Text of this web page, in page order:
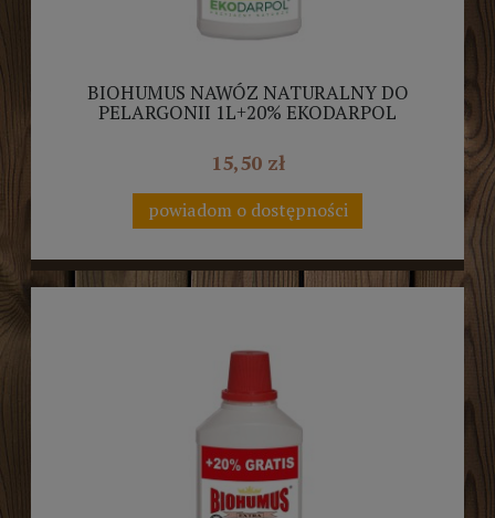
BIOHUMUS NAWÓZ NATURALNY DO
PELARGONII 1L+20% EKODARPOL
15,50 zł
powiadom o dostępności